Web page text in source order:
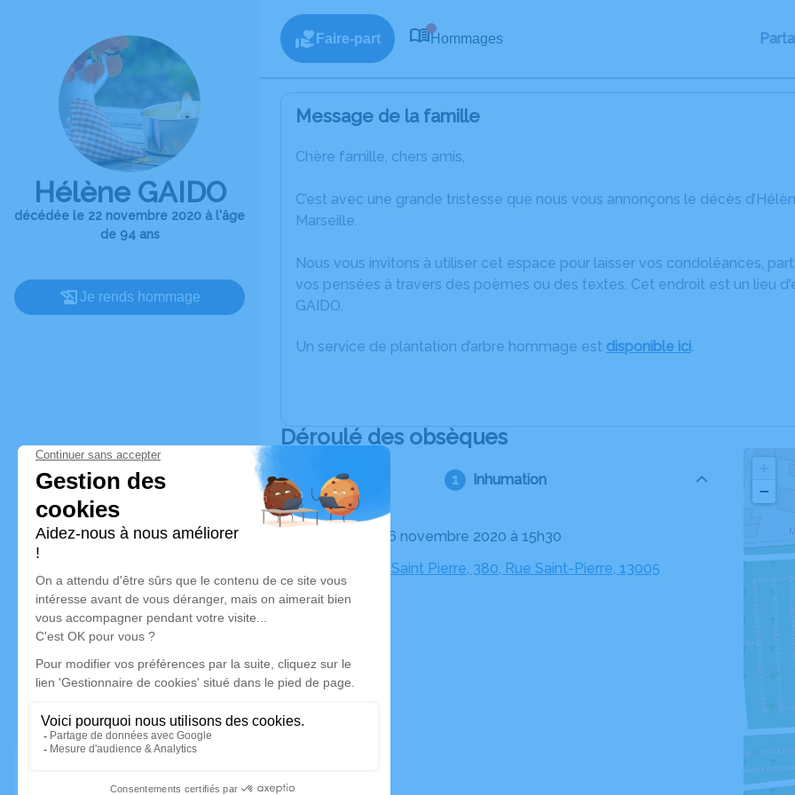
Hélène GAIDO
décédée le 22 novembre 2020 à l'âge
de 94 ans
Je rends hommage
Faire-part Hommages
Message de la famille
Chère famille, chers amis,
C’est avec une grande tristesse que nous vous annonçons le décès
Marseille.
Nous vous invitons à utiliser cet espace pour laisser vos condoléances,
vos pensées à travers des poèmes ou des textes. Cet endroit est un lieu
GAIDO.
Un service de plantation d’arbre hommage est disponible ici.
Déroulé des obsèques
Inhumation
Le jeudi 26 novembre 2020 à 15h30
Cimetière Saint Pierre, 380, Rue Saint-Pierre, 13005
Marseille
−